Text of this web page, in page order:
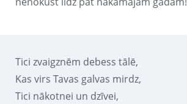
Tici zvaigznēm debess tālē,
Kas virs Tavas galvas mirdz,
Tici nākotnei un dzīvei,